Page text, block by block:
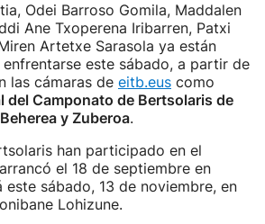
Odei Barroso Gomila, Maddalen
Ane Txoperena Iribarren, Patxi
Artetxe Sarasola ya están
este sábado, a partir de
las cámaras de eitb.eus como
del Camponato de Bertsolaris de
y Zuberoa.
han participado en el
el 18 de septiembre en
este sábado, 13 de noviembre, en
Lohizune.